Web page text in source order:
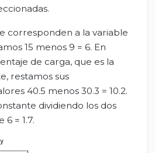
corresponden a la variable
15 menos 9 = 6. En
de carga, que es la
restamos sus
40.5 menos 30.3 = 10.2.
dividiendo los dos
6 = 1.7.